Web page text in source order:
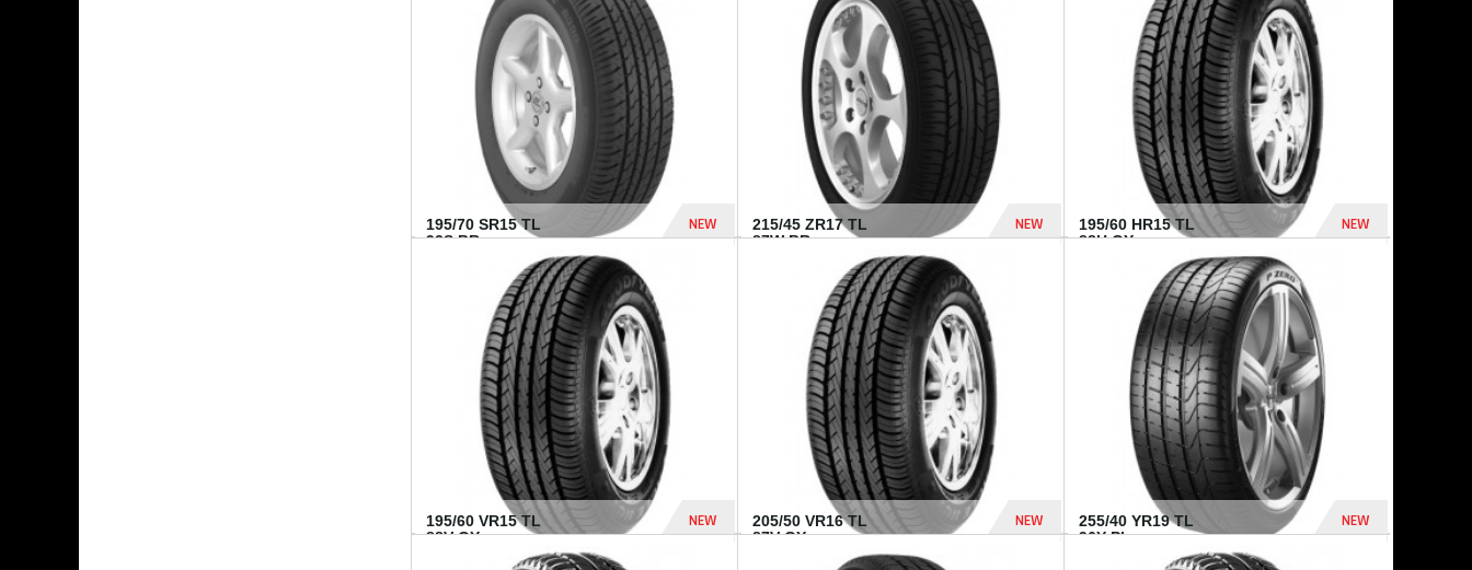
1 182 Dhs 790 Dhs
195/70 SR15 TL
92S BR...
NEW
837 Dhs
215/45 ZR17 TL
87W BR...
NEW
955 Dhs
195/60 HR15 TL
88H GY...
NEW
195/60 VR15 TL
88V GY...
NEW
205/50 VR16 TL
87V GY...
NEW
255/40 YR19 TL
96Y PI...
NEW